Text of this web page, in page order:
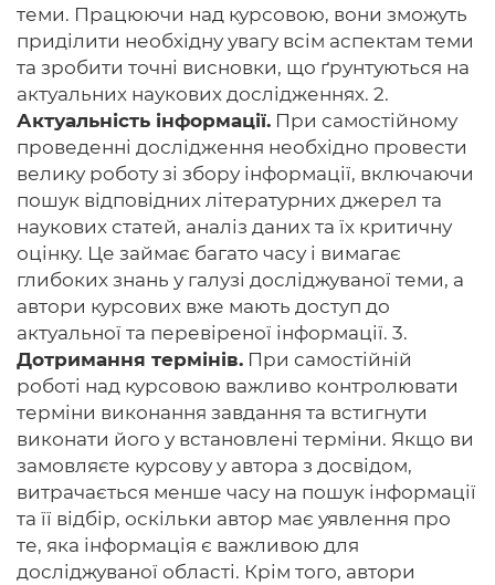
теми. Працюючи над курсовою, вони зможуть
приділити необхідну увагу всім аспектам теми
та зробити точні висновки, що ґрунтуються на
актуальних наукових дослідженнях. 2.
Актуальність інформації. При самостійному
проведенні дослідження необхідно провести
велику роботу зі збору інформації, включаючи
пошук відповідних літературних джерел та
наукових статей, аналіз даних та їх критичну
оцінку. Це займає багато часу і вимагає
глибоких знань у галузі досліджуваної теми, а
автори курсових вже мають доступ до
актуальної та перевіреної інформації. 3.
Дотримання термінів. При самостійній
роботі над курсовою важливо контролювати
терміни виконання завдання та встигнути
виконати його у встановлені терміни. Якщо ви
замовляєте курсову у автора з досвідом,
витрачається менше часу на пошук інформації
та її відбір, оскільки автор має уявлення про
те, яка інформація є важливою для
досліджуваної області. Крім того, автори